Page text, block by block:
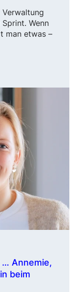
Verwaltung
Wenn
man etwas –
Annemie,
beim